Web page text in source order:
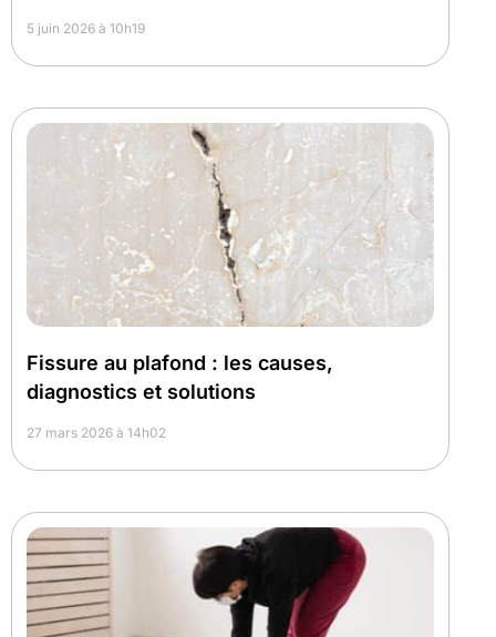
5 juin 2026 à 10h19
Fissure au plafond : les causes,
diagnostics et solutions
27 mars 2026 à 14h02